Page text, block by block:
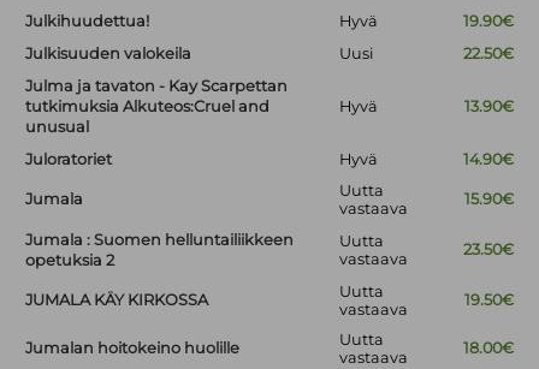
Julkihuudettua! Hyvä
19.90€
Julkisuuden valokeila
Uusi
22.50€
Julma ja tavaton - Kay Scarpettan
tutkimuksia Alkuteos:Cruel and
unusual
Hyvä 13.90€
Juloratoriet Hyvä 14.90€
Jumala
Uutta
vastaava
15.90€
Jumala : Suomen helluntailiikkeen
opetuksia 2
Uutta
vastaava
23.50€
JUMALA KÄY KIRKOSSA
Uutta
vastaava
19.50€
Jumalan hoitokeino huolille
Uutta
vastaava
18.00€